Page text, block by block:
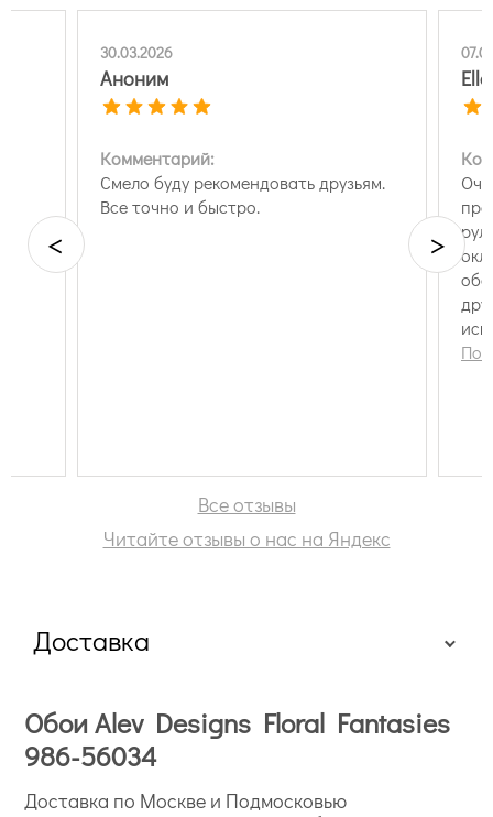
30.03.2026
Аноним
Комментарий:
Смело буду рекомендовать друзьям.
Все точно и быстро.
до
< >
Все отзывы
Читайте отзывы о нас на Яндекс
Доставка
Обои Alev Designs Floral Fantasies
986-56034
Доставка по Москве и Подмосковью